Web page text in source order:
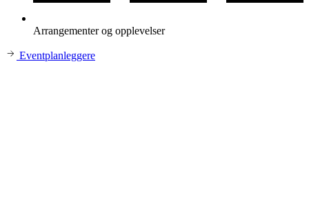
Arrangementer og opplevelser
Eventplanleggere